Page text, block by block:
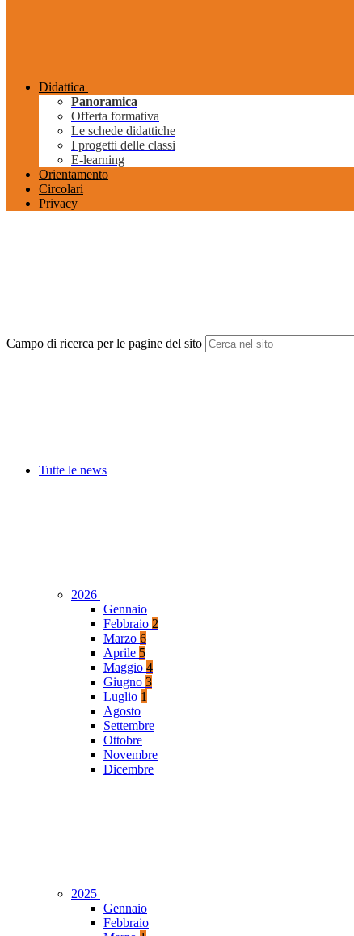
Didattica
Panoramica
Offerta formativa
Le schede didattiche
I progetti delle classi
E-learning
Orientamento
Circolari
Privacy
Campo di ricerca per le pagine del sito
Tutte le news
2026
Gennaio
Febbraio 2
Marzo 6
Aprile 5
Maggio 4
Giugno 3
Luglio 1
Agosto
Settembre
Ottobre
Novembre
Dicembre
2025
Gennaio
Febbraio